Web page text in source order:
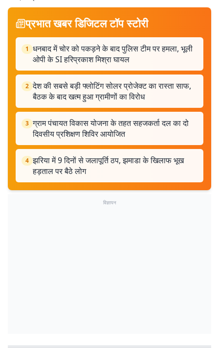
प्रभात खबर डिजिटल टॉप स्टोरी
1 धनबाद में चोर को पकड़ने के बाद पुलिस टीम पर हमला, भूली
ओपी के SI हरिप्रकाश मिश्रा घायल
2 देश की सबसे बड़ी फ्लोटिंग सोलर प्रोजेक्ट का रास्ता साफ,
बैठक के बाद खत्म हुआ ग्रामीणों का विरोध
3 ग्राम पंचायत विकास योजना के तहत सहजकर्ता दल का दो
दिवसीय प्रशिक्षण शिविर आयोजित
4 झरिया में 9 दिनों से जलापूर्ति ठप, झमाडा के खिलाफ भूख
हड़ताल पर बैठे लोग
विज्ञापन